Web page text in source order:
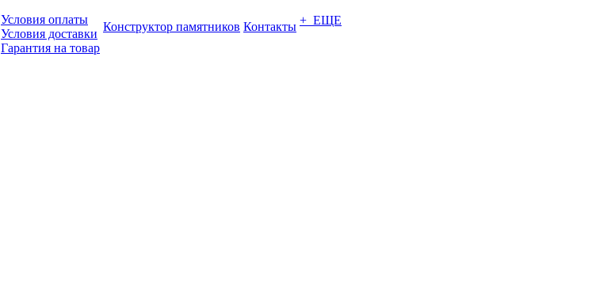
Условия оплаты
Условия доставки
Гарантия на товар
Конструктор памятников Контакты + ЕЩЕ